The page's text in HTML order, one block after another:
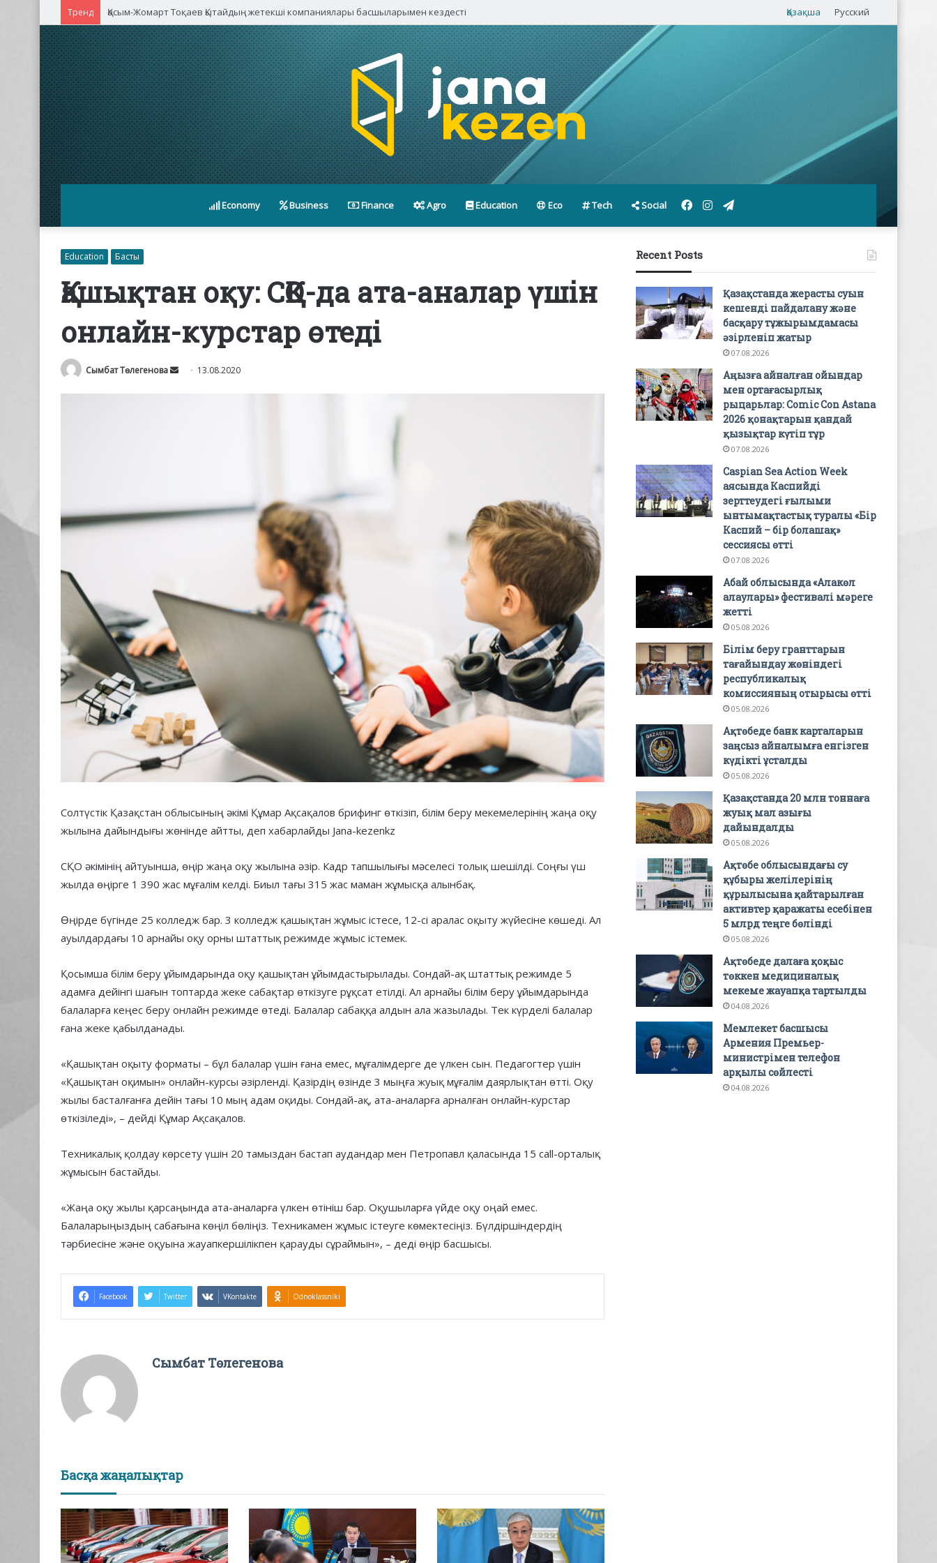
Тренд Қасым-Жомарт Тоқаев Қытайдың жетекші компаниялары басшыларымен кездесті Қазақша Русский
Economy Business Finance Agro Education Eco Tech Social Telegram
Instagram
Facebook
Education Басты
Қашықтан оқу: СҚО-да ата-аналар үшін
онлайн-курстар өтеді
Сымбат Төлегенова
Send 13.08.2020
Солтүстік Қазақстан облысының әкімі Құмар Ақсақалов брифинг өткізіп, білім беру мекемелерінің жаңа оқу
жылына дайындығы жөнінде айтты, деп хабарлайды Jana-kezenkz
СҚО әкімінің айтуынша, өңір жаңа оқу жылына әзір. Кадр тапшылығы мәселесі толық шешілді. Соңғы үш
жылда өңірге 1 390 жас мұғалім келді. Биыл тағы 315 жас маман жұмысқа алынбақ.
Өңірде бүгінде 25 колледж бар. 3 колледж қашықтан жұмыс істесе, 12-сі аралас оқыту жүйесіне көшеді. Ал
ауылдардағы 10 арнайы оқу орны штаттық режимде жұмыс істемек.
Қосымша білім беру ұйымдарында оқу қашықтан ұйымдастырылады. Сондай-ақ штаттық режимде 5
адамға дейінгі шағын топтарда жеке сабақтар өткізуге рұқсат етілді. Ал арнайы білім беру ұйымдарында
балаларға кеңес беру онлайн режимде өтеді. Балалар сабаққа алдын ала жазылады. Тек күрделі балалар
ғана жеке қабылданады.
«Қашықтан оқыту форматы – бұл балалар үшін ғана емес, мұғалімдерге де үлкен сын. Педагогтер үшін
«Қашықтан оқимын» онлайн-курсы әзірленді. Қазірдің өзінде 3 мыңға жуық мұғалім даярлықтан өтті. Оқу
жылы басталғанға дейін тағы 10 мың адам оқиды. Сондай-ақ, ата-аналарға арналған онлайн-курстар
өткізіледі», – дейді Құмар Ақсақалов.
Техникалық қолдау көрсету үшін 20 тамыздан бастап аудандар мен Петропавл қаласында 15 call-орталық
жұмысын бастайды.
«Жаңа оқу жылы қарсаңында ата-аналарға үлкен өтініш бар. Оқушыларға үйде оқу оңай емес.
Балаларыңыздың сабағына көңіл бөліңіз. Техникамен жұмыс істеуге көмектесіңіз. Бүлдіршіндердің
тәрбиесіне және оқуына жауапкершілікпен қарауды сұраймын», – деді өңір басшысы.
Facebook Twitter VKontakte Odnoklassniki
Сымбат Төлегенова
Басқа жаңалықтар
Recent Posts
Қазақстанда жерасты суын
кешенді пайдалану және
басқару тұжырымдамасы
әзірленіп жатыр
07.08.2026
Аңызға айналған ойындар
мен ортағасырлық
рыцарьлар: Comic Con Astana
2026 қонақтарын қандай
қызықтар күтіп тұр
07.08.2026
Caspian Sea Action Week
аясында Каспийді
зерттеудегі ғылыми
ынтымақтастық туралы «Бір
Каспий – бір болашақ»
сессиясы өтті
07.08.2026
Абай облысында «Алакөл
алаулары» фестивалі мәреге
жетті
05.08.2026
Білім беру гранттарын
тағайындау жөніндегі
республикалық
комиссияның отырысы өтті
05.08.2026
Ақтөбеде банк карталарын
заңсыз айналымға енгізген
күдікті ұсталды
05.08.2026
Қазақстанда 20 млн тоннаға
жуық мал азығы
дайындалды
05.08.2026
Ақтөбе облысындағы су
құбыры желілерінің
құрылысына қайтарылған
активтер қаражаты есебінен
5 млрд теңге бөлінді
05.08.2026
Ақтөбеде далаға қоқыс
төккен медициналық
мекеме жауапқа тартылды
04.08.2026
Мемлекет басшысы
Армения Премьер-
министрімен телефон
арқылы сөйлесті
04.08.2026